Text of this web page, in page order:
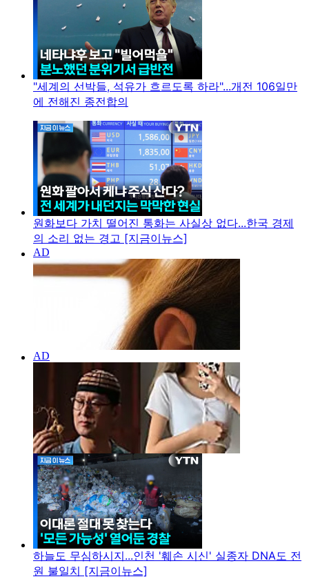
"세계의 선박들, 석유가 흐르도록 하라"...개전 106일만
에 전해진 종전합의
원화보다 가치 떨어진 통화는 사실상 없다...한국 경제
의 소리 없는 경고 [지금이뉴스]
하늘도 무심하시지...인천 '훼손 시신' 실종자 DNA도 전
원 불일치 [지금이뉴스]